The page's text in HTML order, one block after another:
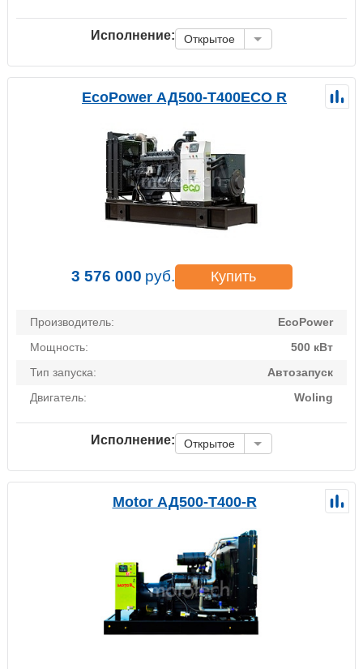
Исполнение: Открытое
EcoPower АД500-T400ECO R
3 576 000 руб. Купить
Производитель:
EcoPower
Мощность:
500 кВт
Тип запуска:
Автозапуск
Двигатель:
Woling
Исполнение: Открытое
Motor АД500-Т400-R